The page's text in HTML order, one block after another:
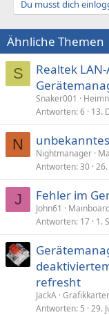
Du musst dich
Ähnliche Themen
S
Realtek
Snaker001
Antworten 6 13.
N
Nightmanager
Antworten 30
J Fehler im
John61
Antworten 17 1.
refresht
JackA
Antworten 5 29.